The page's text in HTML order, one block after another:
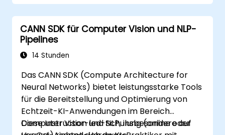
CANN SDK für Computer Vision und NLP-
Pipelines
14 Stunden
Das CANN SDK (Compute Architecture for
Neural Networks) bietet leistungsstarke Tools
für die Bereitstellung und Optimierung von
Echtzeit-KI-Anwendungen im Bereich
Computer Vision und NLP, insbesondere auf
Diese Instructor-led-Schulung (online oder